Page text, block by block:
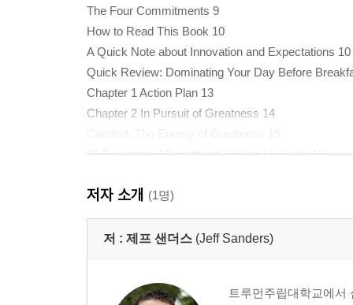
The Four Commitments 9
How to Read This Book 10
A Quick Note about Innovation and Expectations 10
Quick Review: Dominating Your Day Before
Chapter 1 Action Plan 13
Chapter 2 In Pursuit of Greatness 14
10 Exceptional Benefits of Waking Up Early 19
Chapter 2 Action Plan 28
Chapter 3 Bouncing Out of Bed with Enthusiasm 29
Seven Steps to Finally Becoming a Morning
I'm Up, Now What? 39
저자 소개 (1명)
저 : 제프 샌더스 (Jeff Sanders)
트루먼주립대학교에서